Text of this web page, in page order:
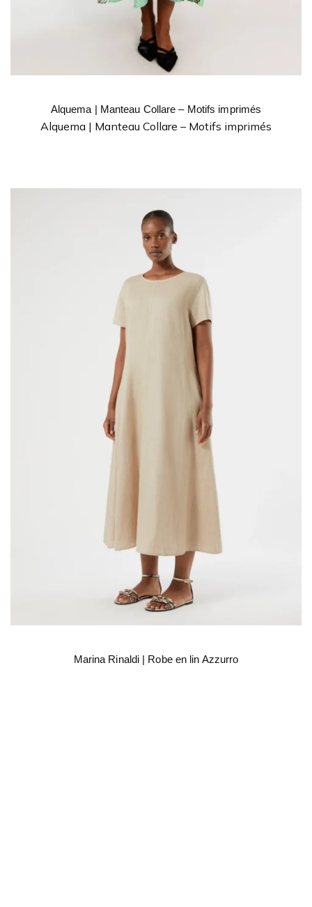
Alquema | Manteau Collare – Motifs imprimés
Alquema | Manteau Collare – Motifs imprimés
Marina Rinaldi | Robe en lin Azzurro